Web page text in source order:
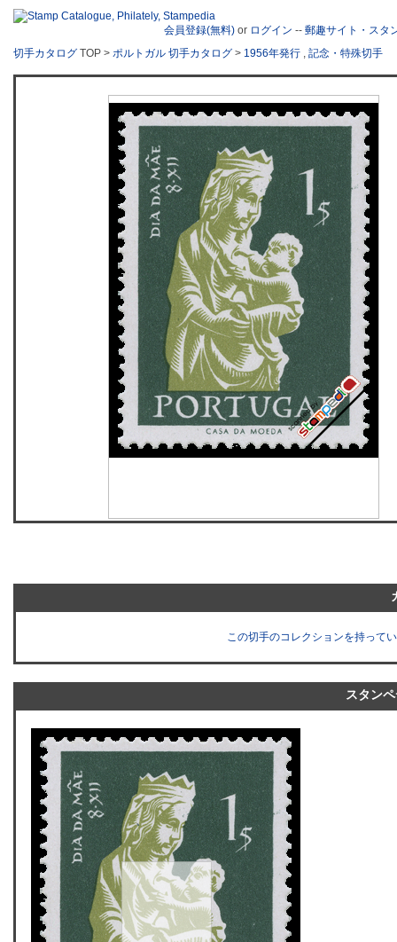
会員登録(無料) or ログイン -- 郵趣サイト・スタ
切手カタログ TOP > ポルトガル 切手カタログ > 1956年発行 , 記念・特殊切手
この切手のコレクションを持って
スタン